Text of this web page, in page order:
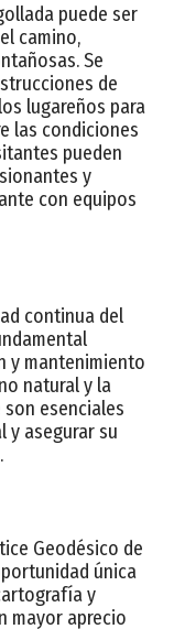
puede ser
camino,
Se
de
lugareños para
las condiciones
pueden
y
con equipos
continua del
y mantenimiento
natural y la
esenciales
y asegurar su
Geodésico de
única
y
mayor aprecio